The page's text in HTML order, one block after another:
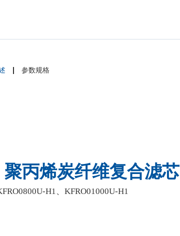
参数规格
丙烯炭纤维复合滤芯
H1、KFRO01000U-H1